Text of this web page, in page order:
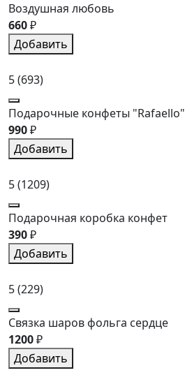
Воздушная любовь
660₽
Добавить
5(693)
Подарочные конфеты "Rafaello"
990₽
Добавить
5(1209)
Подарочная коробка конфет
390₽
Добавить
5(229)
Связка шаров фольга сердце
1200₽
Добавить